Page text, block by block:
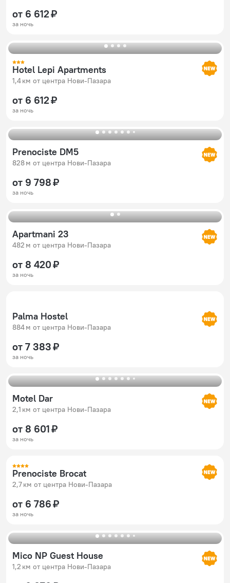
от 6 612 ₽
за ночь
Hotel Lepi Apartments
1,4 км от центра Нови-Пазара
от 6 612 ₽
за ночь
Prenociste DM5
828 м от центра Нови-Пазара
от 9 798 ₽
за ночь
Apartmani 23
482 м от центра Нови-Пазара
от 8 420 ₽
за ночь
Palma Hostel
884 м от центра Нови-Пазара
от 7 383 ₽
за ночь
Motel Dar
2,1 км от центра Нови-Пазара
от 8 601 ₽
за ночь
Prenociste Brocat
2,7 км от центра Нови-Пазара
от 6 786 ₽
за ночь
Mico NP Guest House
1,2 км от центра Нови-Пазара